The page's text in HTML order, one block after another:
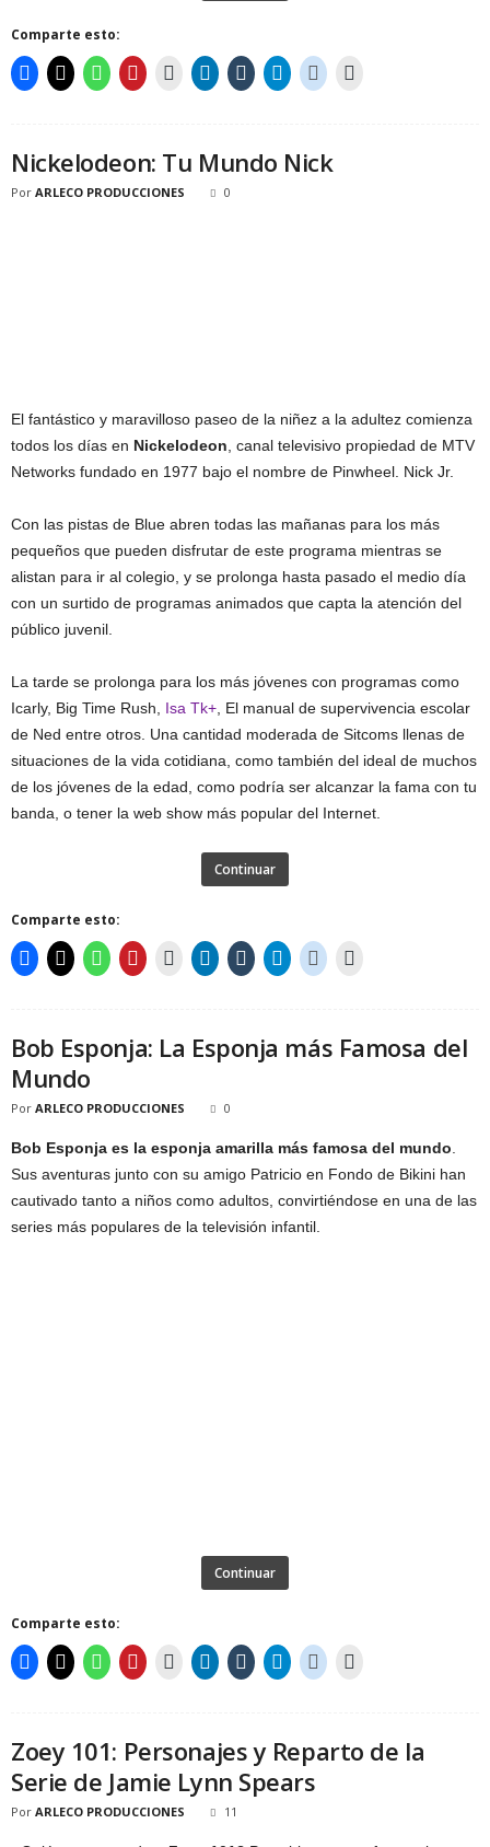
Comparte esto:
Nickelodeon: Tu Mundo Nick
Por ARLECO PRODUCCIONES 0
El fantástico y maravilloso paseo de la niñez a la adultez comienza
todos los días en Nickelodeon , canal televisivo propiedad de MTV
Networks fundado en 1977 bajo el nombre de Pinwheel. Nick Jr.
Con las pistas de Blue abren todas las mañanas para los más
pequeños que pueden disfrutar de este programa mientras se
alistan para ir al colegio, y se prolonga hasta pasado el medio día
con un surtido de programas animados que capta la atención del
público juvenil.
La tarde se prolonga para los más jóvenes con programas como
Icarly, Big Time Rush, Isa Tk+ , El manual de supervivencia escolar
de Ned entre otros. Una cantidad moderada de Sitcoms llenas de
situaciones de la vida cotidiana, como también del ideal de muchos
de los jóvenes de la edad, como podría ser alcanzar la fama con tu
banda, o tener la web show más popular del Internet.
Continuar
Comparte esto:
Bob Esponja: La Esponja más Famosa del
Mundo
Por ARLECO PRODUCCIONES 0
Bob Esponja es la esponja amarilla más famosa del mundo
Sus aventuras junto con su amigo Patricio en Fondo de Bikini han
cautivado tanto a niños como adultos, convirtiéndose en una de las
series más populares de la televisión infantil.
Continuar
Comparte esto:
Zoey 101: Personajes y Reparto de la
Serie de Jamie Lynn Spears
Por ARLECO PRODUCCIONES 11